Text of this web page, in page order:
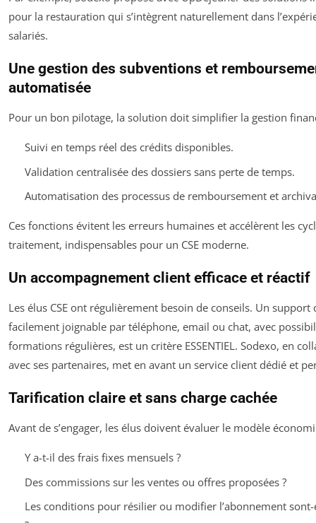
pour la restauration qui s’intègrent naturellement dans
salariés.
Une gestion des subventions et
automatisée
Pour un bon pilotage, la solution doit simplifier la gestion
Suivi en temps réel des crédits disponibles.
Validation centralisée des dossiers sans perte de temps.
Automatisation des processus de remboursement et
Ces fonctions évitent les erreurs humaines et accélèrent les
traitement, indispensables pour un CSE moderne.
Un accompagnement client efficace et réactif
Les élus CSE ont régulièrement besoin de conseils. Un support
facilement joignable par téléphone, email ou chat, avec
formations régulières, est un critère ESSENTIEL. Sodexo, en
avec ses partenaires, met en avant un service client dédié et
Tarification claire et sans charge cachée
Avant de s’engager, les élus doivent évaluer le modèle
Y a-t-il des frais fixes mensuels ?
Des commissions sur les ventes ou offres proposées ?
Les conditions pour résilier ou modifier l’abonnement